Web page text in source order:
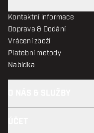
Kontaktní informace
Doprava & Dodání
Vrácení zboží
Platební metody
Nabídka